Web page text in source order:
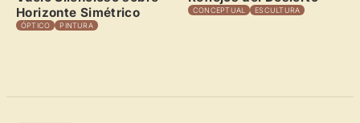
Horizonte Simétrico
ÓPTICO PINTURA
CONCEPTUAL ESCULTURA